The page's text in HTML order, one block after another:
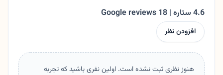
4.6 ستاره | 18 Google reviews
افزودن نظر
هنوز نظری ثبت نشده است. اولین نفری باشید که تجربه